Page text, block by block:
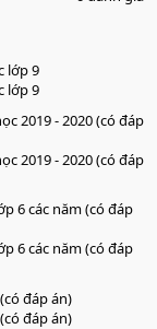
lớp 9
lớp 9
2019 - 2020 (có đáp
2019 - 2020 (có đáp
6 các năm (có đáp
6 các năm (có đáp
đáp án)
đáp án)